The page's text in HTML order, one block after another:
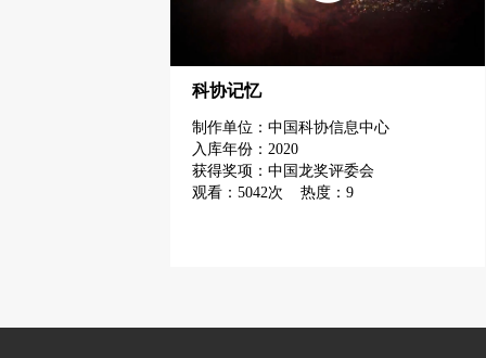
科协记忆
制作单位：中国科协信息中心
入库年份：2020
获得奖项：中国龙奖评委会
观看：5042次 热度：9